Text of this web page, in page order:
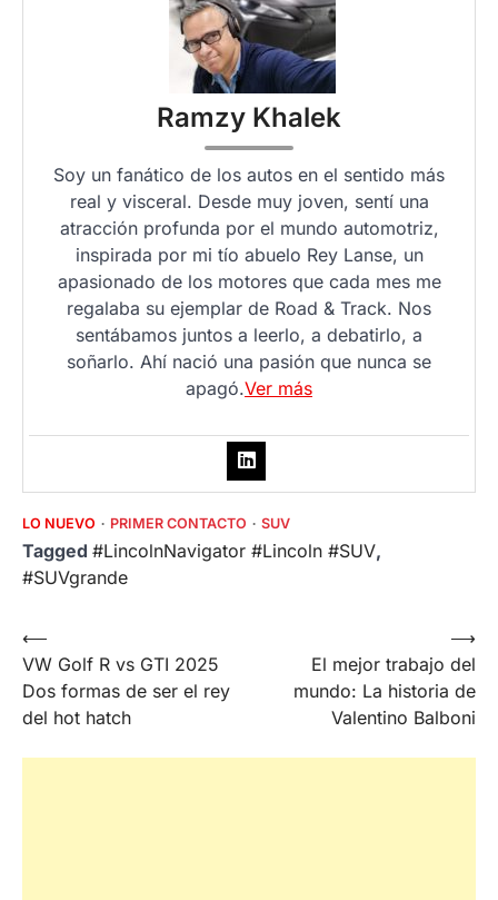
Ramzy Khalek
Soy un fanático de los autos en el sentido más
real y visceral. Desde muy joven, sentí una
atracción profunda por el mundo automotriz,
inspirada por mi tío abuelo Rey Lanse, un
apasionado de los motores que cada mes me
regalaba su ejemplar de Road & Track. Nos
sentábamos juntos a leerlo, a debatirlo, a
soñarlo. Ahí nació una pasión que nunca se
apagó.Ver más
LO NUEVO PRIMER CONTACTO SUV
Tagged #LincolnNavigator #Lincoln #SUV,
#SUVgrande
Post
navigation
⟵
VW Golf R vs GTI 2025
Dos formas de ser el rey
del hot hatch
El mejor trabajo del
mundo: La historia de
Valentino Balboni
⟶